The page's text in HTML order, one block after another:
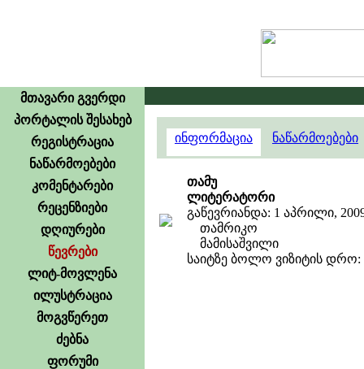
მთავარი გვერდი
პორტალის შესახებ
რეგისტრაცია
ნაწარმოებები
კომენტარები
რეცენზიები
დღიურები
წევრები
ლიტ-მოვლენა
ილუსტრაცია
მოგვწერეთ
ძებნა
ფორუმი
ინფორმაცია ნაწარმოებები
თამუ
ლიტერატორი
გაწევრიანდა: 1 აპრილი,
თამრიკო
მამისაშვილი
საიტზე ბოლო ვიზიტის დრო: